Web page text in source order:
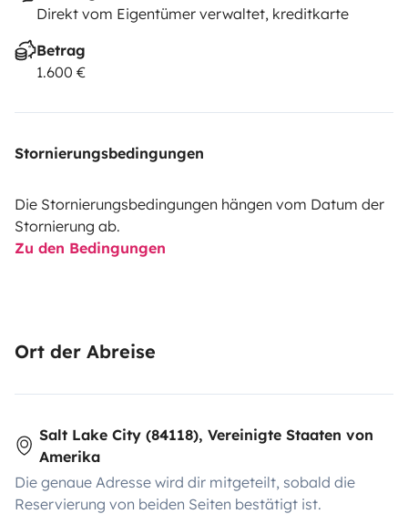
Direkt vom Eigentümer verwaltet, kreditkarte
Betrag
1.600 €
Stornierungsbedingungen
Die Stornierungsbedingungen hängen vom Datum der
Stornierung ab.
Zu den Bedingungen
Ort der Abreise
Salt Lake City (84118), Vereinigte Staaten von
Amerika
Die genaue Adresse wird dir mitgeteilt, sobald die
Reservierung von beiden Seiten bestätigt ist.